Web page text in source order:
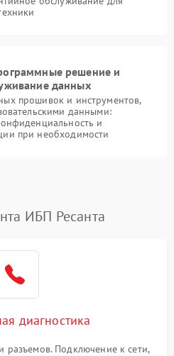
решение и
данных
прошивок и инструментов,
данными:
и
при необходимости
ИБП Ресанта
диагностика
разъемов. Подключение к сети,